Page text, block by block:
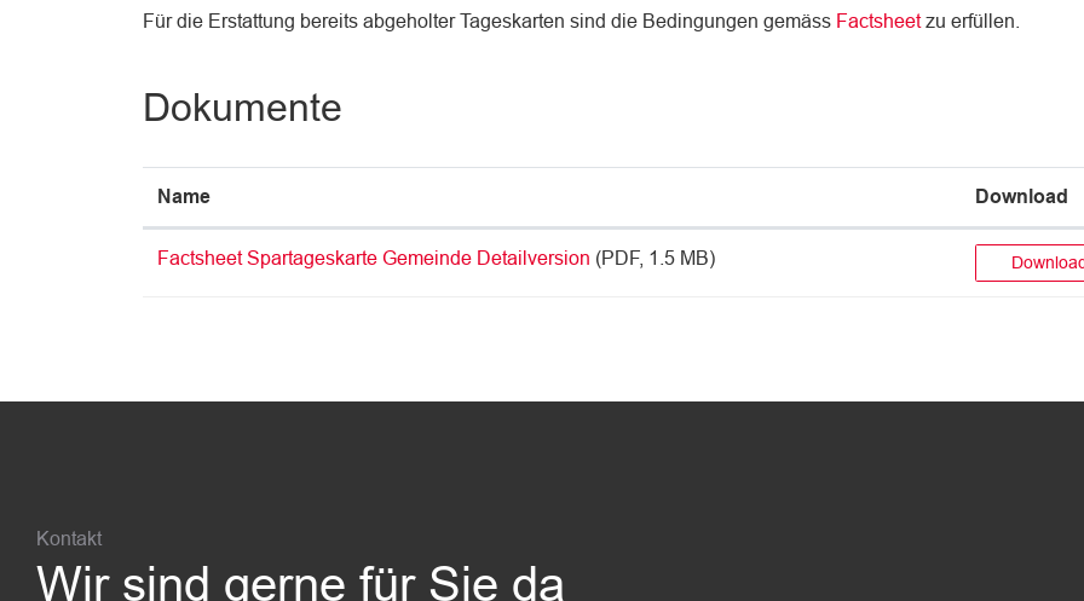
Für die Erstattung bereits abgeholter Tageskarten sind die Bedingungen gemäss Factsheetzu erfüllen.
Dokumente
Name Download
Factsheet Spartageskarte Gemeinde Detailversion (PDF, 1.5 MB)
Kontakt
Wir sind gerne für Sie da